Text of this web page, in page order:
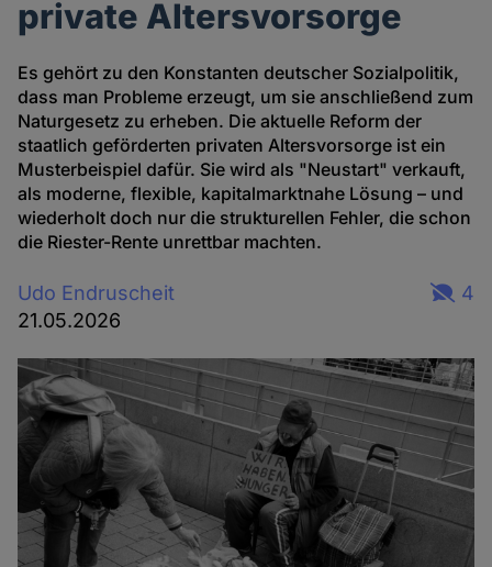
private Altersvorsorge
Es gehört zu den Konstanten deutscher Sozialpolitik,
dass man Probleme erzeugt, um sie anschließend zum
Naturgesetz zu erheben. Die aktuelle Reform der
staatlich geförderten privaten Altersvorsorge ist ein
Musterbeispiel dafür. Sie wird als "Neustart" verkauft,
als moderne, flexible, kapitalmarktnahe Lösung – und
wiederholt doch nur die strukturellen Fehler, die schon
die Riester-Rente unrettbar machten.
Udo Endruscheit
21.05.2026
4